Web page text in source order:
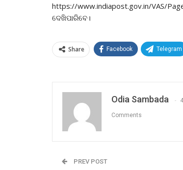
https://www.indiapost.gov.in/VAS/
ଦେଖିପାରିବେ।
Share Facebook Telegram
Odia Sambada
Comments
PREV POST